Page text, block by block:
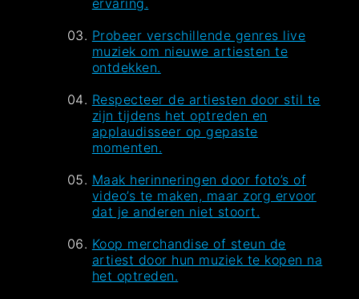
ervaring.
Probeer verschillende genres live
muziek om nieuwe artiesten te
ontdekken.
Respecteer de artiesten door stil te
zijn tijdens het optreden en
applaudisseer op gepaste
momenten.
Maak herinneringen door foto’s of
video’s te maken, maar zorg ervoor
dat je anderen niet stoort.
Koop merchandise of steun de
artiest door hun muziek te kopen na
het optreden.